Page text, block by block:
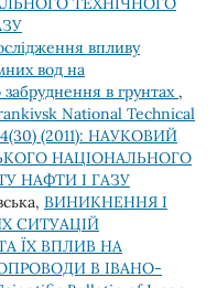
впливу
вод на
в грунтах ,
National Technical
(2011): НАУКОВИЙ
НАЦІОНАЛЬНОГО
НАФТИ І ГАЗУ
ВИНИКНЕННЯ І
СИТУАЦІЙ
ЇХ ВПЛИВ НА
В ІВАНО-